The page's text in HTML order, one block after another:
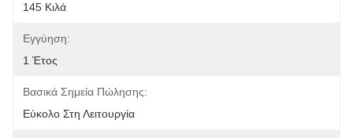
145 Κιλά
Εγγύηση:
1 Έτος
Βασικά Σημεία Πώλησης:
Εύκολο Στη Λειτουργία